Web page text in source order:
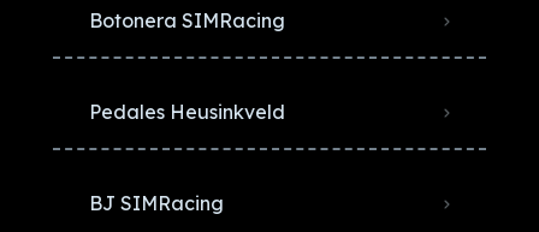
Botonera SIMRacing
Pedales Heusinkveld
BJ SIMRacing